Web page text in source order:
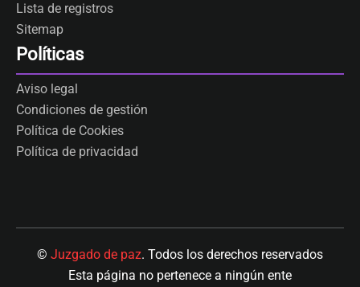
Lista de registros
Sitemap
Políticas
Aviso legal
Condiciones de gestión
Política de Cookies
Política de privacidad
© Juzgado de paz. Todos los derechos reservados
Esta página no pertenece a ningún ente